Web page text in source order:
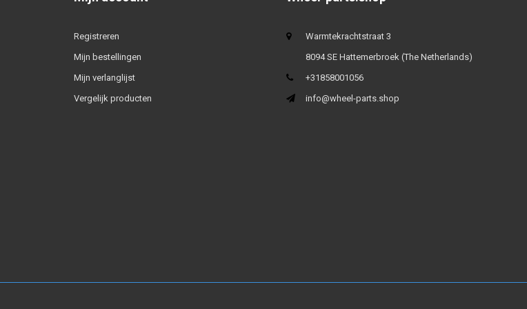
Registreren
Mijn bestellingen
Mijn verlanglijst
Vergelijk producten
Warmtekrachtstraat 3
8094 SE Hattemerbroek (The Netherlands)
+31858001056
info@wheel-parts.shop